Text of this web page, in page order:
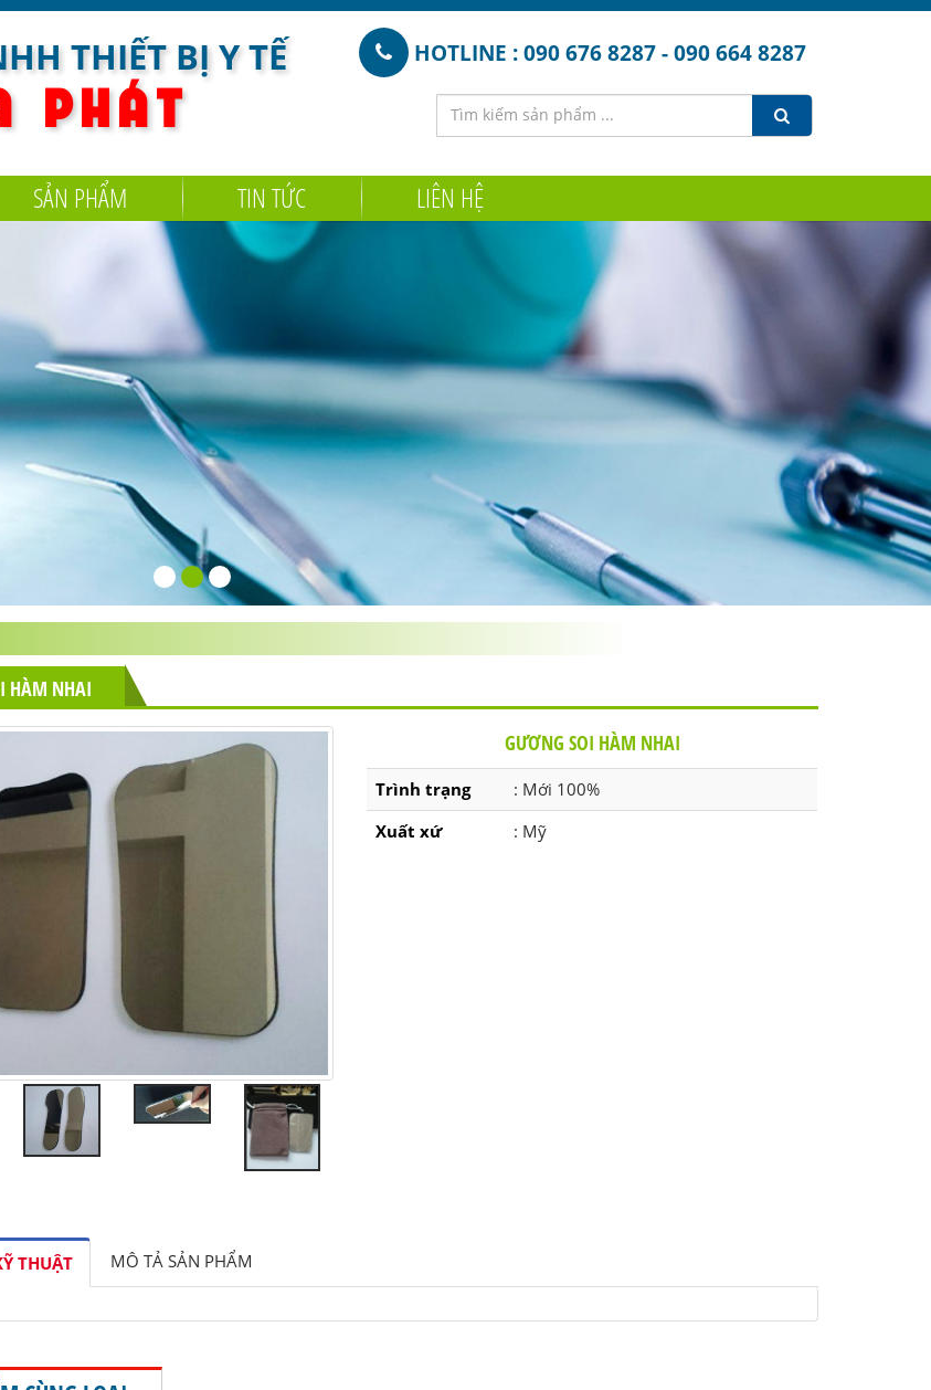
THIẾT BỊ Y TẾ
P H Á T
HOTLINE : 090 676 8287 - 090 664 8287
SẢN PHẨM TIN TỨC LIÊN HỆ
HÀM NHAI
GƯƠNG SOI HÀM NHAI
Trình trạng
: Mới 100%
Xuất xứ
: Mỹ
THUẬT MÔ TẢ SẢN PHẨM